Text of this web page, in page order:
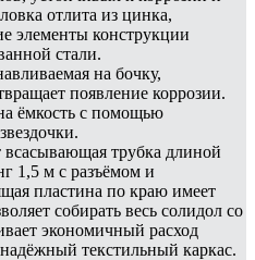
отлита из цинка,
элементы конструкции
стали.
на бочку,
появление коррозии.
ёмкость с помощью
трубка длиной
1,5 м с разъёмом и
пластина по краю имеет
собирать весь солидол со
экономичный расход
текстильный каркас.